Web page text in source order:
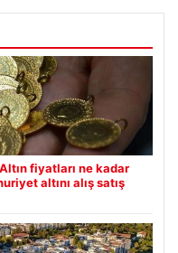
fiyatları ne kadar
altını alış satış